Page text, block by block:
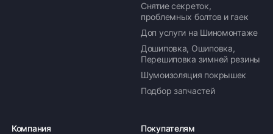
Снятие секреток,
проблемных болтов и гаек
Доп услуги на Шиномонтаже
Дошиповка, Ошиповка,
Перешиповка зимней резины
Шумоизоляция покрышек
Подбор запчастей
Компания Покупателям